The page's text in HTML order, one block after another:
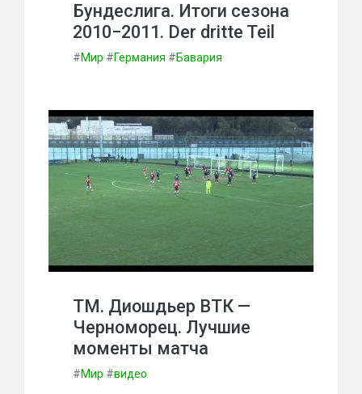
Бундеслига. Итоги сезона
2010−2011. Der dritte Teil
#Мир #Германия #Бавария
ТМ. Диошдьер ВТК —
Черноморец. Лучшие
моменты матча
#Мир #видео